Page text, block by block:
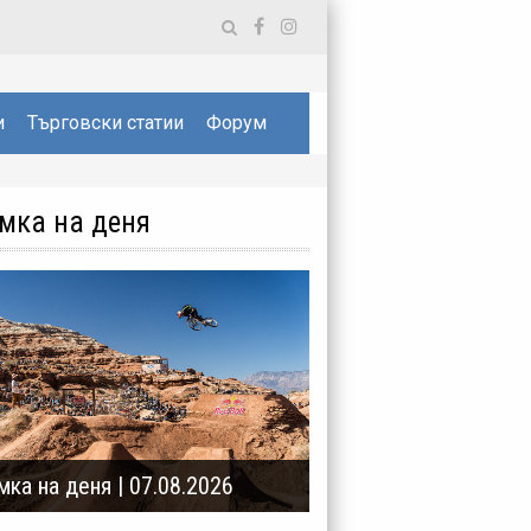
Търговски статии Форум
на деня
на деня | 07.08.2026